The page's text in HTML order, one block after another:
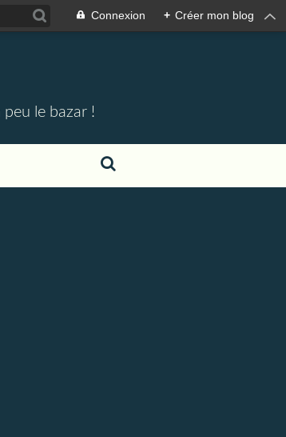
Connexion + Créer mon blog
le bazar !